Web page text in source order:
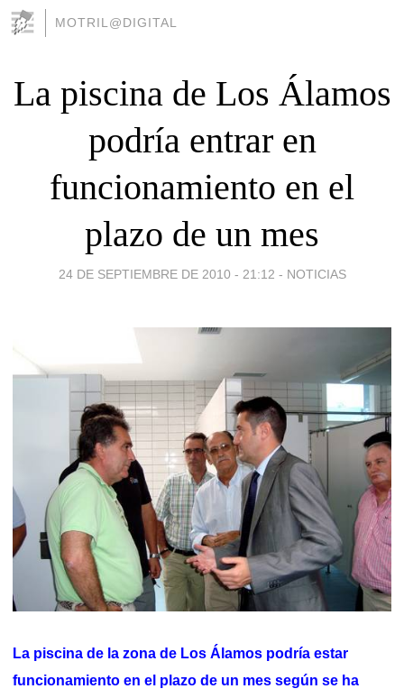
MOTRIL@DIGITAL
La piscina de Los Álamos
podría entrar en
funcionamiento en el
plazo de un mes
24 DE SEPTIEMBRE DE 2010 - 21:12 - NOTICIAS
La piscina de la zona de Los Álamos podría estar
funcionamiento en el plazo de un mes según se ha